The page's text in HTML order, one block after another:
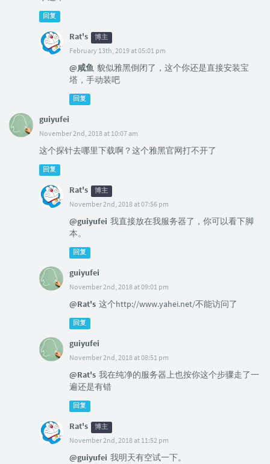
回复
Rat's 博主
February 13th, 2019 at 05:01 pm
@咸鱼 貌似雅黑倒闭了，这个你还是直接安装宝
塔，手动装吧
回复
guiyufei
November 2nd, 2018 at 10:07 am
这个探针去哪里下载啊？这个雅黑官网打不开了
回复
Rat's 博主
November 2nd, 2018 at 07:56 pm
@guiyufei 我直接放在我服务器了，你可以看下脚
本。
回复
guiyufei
November 2nd, 2018 at 09:01 pm
@Rat's 这个http://www.yahei.net/不能访问了
回复
guiyufei
November 2nd, 2018 at 08:51 pm
@Rat's 我在纯净的服务器上也按你这个步骤走了一
遍还是有错
回复
Rat's 博主
November 2nd, 2018 at 11:52 pm
@guiyufei 我明天有空试一下。